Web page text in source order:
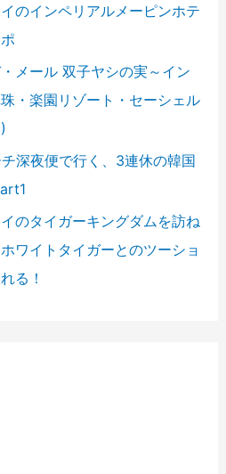
のインペリアルメーピンホテ
メール 双子ヤシの実～イン
珠・楽園リゾート・セーシェル
深夜便で行く、3連休の韓国
のタイガーキングダムを訪ね
ワイトタイガーとのツーショ
る！